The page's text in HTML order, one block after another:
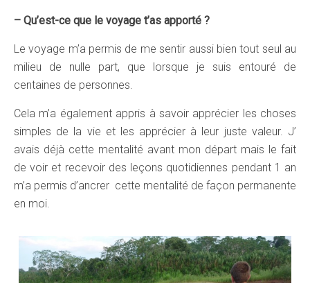
– Qu’est-ce que le voyage t’as apporté ?
Le voyage m’a permis de me sentir aussi bien tout seul au
milieu de nulle part, que lorsque je suis entouré de
centaines de personnes.
Cela m’a également appris à savoir apprécier les choses
simples de la vie et les apprécier à leur juste valeur. J’
avais déjà cette mentalité avant mon départ mais le fait
de voir et recevoir des leçons quotidiennes pendant 1 an
m’a permis d’ancrer cette mentalité de façon permanente
en moi.